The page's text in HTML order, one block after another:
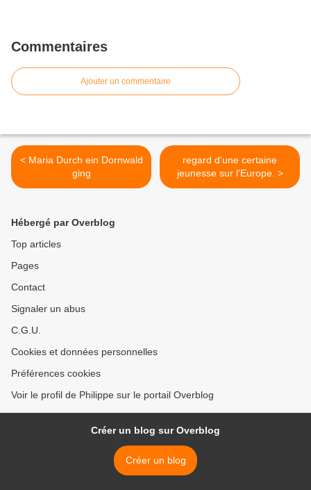
Commentaires
Ajouter un commentaire
< Maria Durch ein Dornwald
ging
regard d'une certaine
jeunesse sur l'Europe. >
Hébergé par Overblog
Top articles
Pages
Contact
Signaler un abus
C.G.U.
Cookies et données personnelles
Préférences cookies
Voir le profil de Philippe sur le portail Overblog
Créer un blog sur Overblog
Créer un blog